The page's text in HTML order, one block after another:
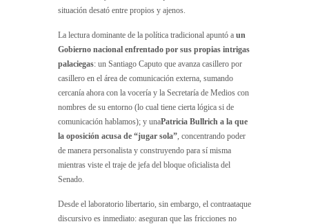
situación desató entre propios y ajenos.
La lectura dominante de la política tradicional apuntó a un
Gobierno nacional enfrentado por sus propias intrigas
palaciegas: un Santiago Caputo que avanza casillero por
casillero en el área de comunicación externa, sumando
cercanía ahora con la vocería y la Secretaría de Medios con
nombres de su entorno (lo cual tiene cierta lógica si de
comunicación hablamos); y unaPatricia Bullrich a la que
la oposición acusa de “jugar sola” , concentrando poder
de manera personalista y construyendo para sí misma
mientras viste el traje de jefa del bloque oficialista del
Senado.
Desde el laboratorio libertario, sin embargo, el contraataque
discursivo es inmediato: aseguran que las fricciones no